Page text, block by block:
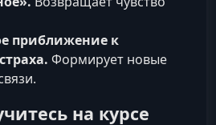
приближение к
Формирует новые
на курсе